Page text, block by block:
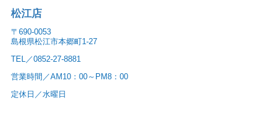
松江店
〒690-0053
島根県松江市本郷町1-27
TEL／0852-27-8881
営業時間／AM10：00～PM8：00
定休日／水曜日